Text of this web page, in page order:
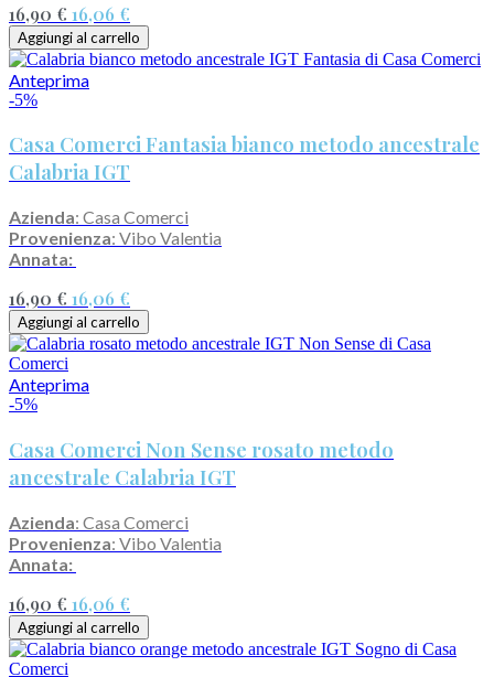
16,90 € 16,06 €
Aggiungi al carrello
Anteprima
-5%
Casa Comerci Fantasia bianco metodo ancestrale
Calabria IGT
Azienda: Casa Comerci
Provenienza: Vibo Valentia
Annata:
16,90 € 16,06 €
Aggiungi al carrello
Anteprima
-5%
Casa Comerci Non Sense rosato metodo
ancestrale Calabria IGT
Azienda: Casa Comerci
Provenienza: Vibo Valentia
Annata:
16,90 € 16,06 €
Aggiungi al carrello